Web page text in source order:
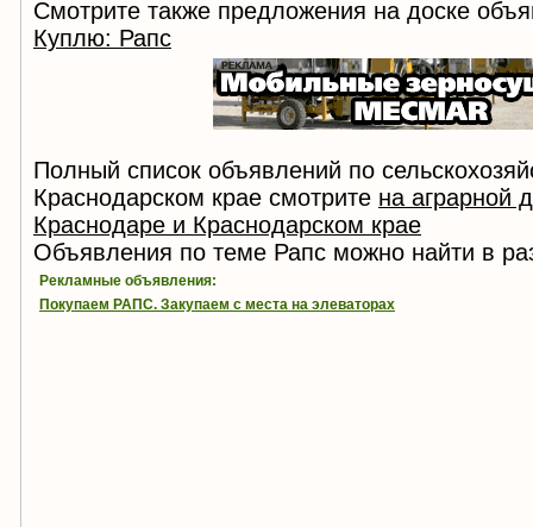
Смотрите также предложения на доске
Куплю: Рапс
Полный список объявлений по
Краснодарском крае смотрите на аграрной
Краснодаре и Краснодарском крае
Объявления по теме Рапс можно найти в
Рекламные объявления:
Покупаем РАПС. Закупаем с места на элеваторах